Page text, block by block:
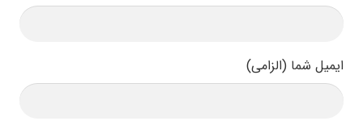
ایمیل شما (الزامی)